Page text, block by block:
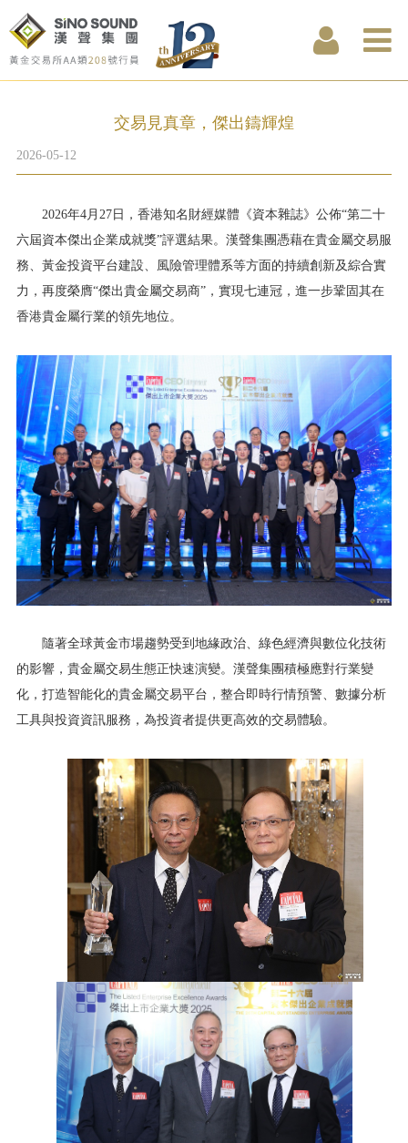
交易見真章，傑出鑄輝煌
2026-05-12
2026年4月27日，香港知名財經媒體《資本雜誌》公佈“第二十
六屆資本傑出企業成就獎”評選結果。漢聲集團憑藉在貴金屬交易服
務、黃金投資平台建設、風險管理體系等方面的持續創新及綜合實
力，再度榮膺“傑出貴金屬交易商”，實現七連冠，進一步鞏固其在
香港貴金屬行業的領先地位。
隨著全球黃金市場趨勢受到地緣政治、綠色經濟與數位化技術
的影響，貴金屬交易生態正快速演變。漢聲集團積極應對行業變
化，打造智能化的貴金屬交易平台，整合即時行情預警、數據分析
工具與投資資訊服務，為投資者提供更高效的交易體驗。